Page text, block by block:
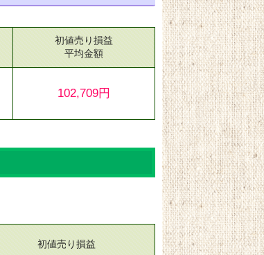
初値売り損益
平均金額
102,709円
初値売り損益